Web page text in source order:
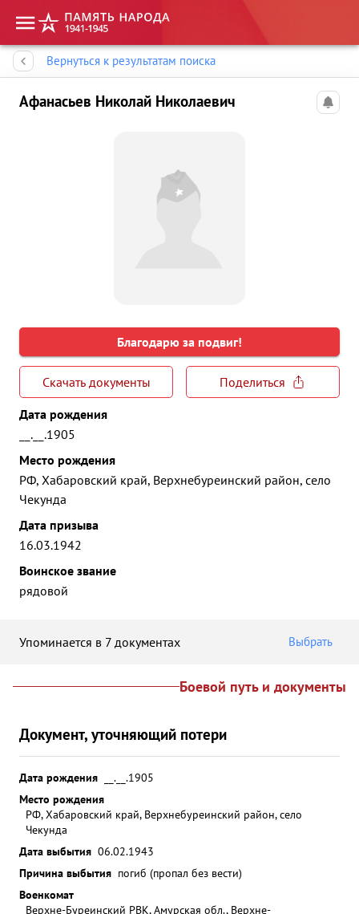
Вернуться к результатам поиска
Афанасьев Николай Николаевич
Благодарю за подвиг!
Скачать документы
Поделиться
Дата рождения
__.__.1905
Место рождения
РФ, Хабаровский край, Верхнебуреинский район, село
Чекунда
Дата призыва
16.03.1942
Воинское звание
рядовой
Упоминается в 7 документах Выбрать
Боевой путь и документы
Документ, уточняющий потери
Дата рождения
__.__.1905
Место рождения
РФ, Хабаровский край, Верхнебуреинский район, село
Чекунда
Дата выбытия 06.02.1943
Причина выбытия погиб (пропал без вести)
Военкомат
Верхне-Буреинский РВК, Амурская обл., Верхне-
Память народа